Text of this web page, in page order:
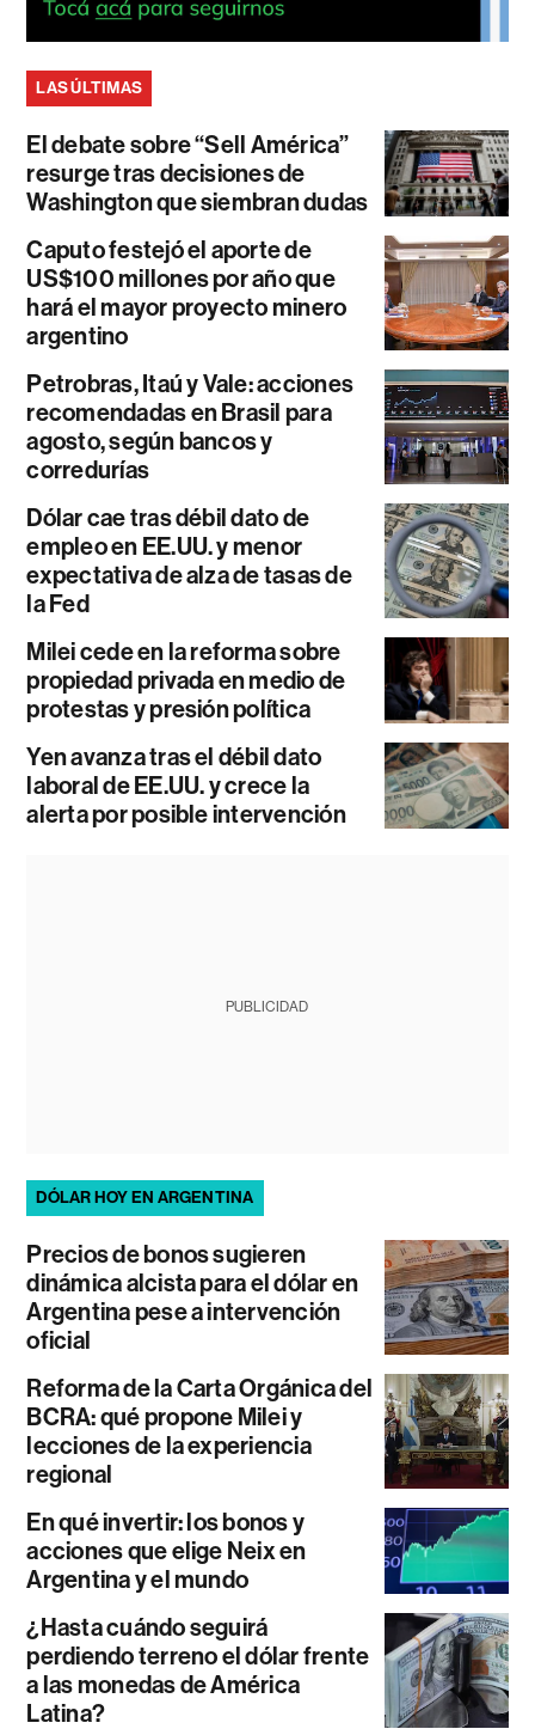
LAS ÚLTIMAS
El debate sobre “Sell América”
resurge tras decisiones de
Washington que siembran dudas
Caputo festejó el aporte de
US$100 millones por año que
hará el mayor proyecto minero
argentino
Petrobras, Itaú y Vale: acciones
recomendadas en Brasil para
agosto, según bancos y
corredurías
Dólar cae tras débil dato de
empleo en EE.UU. y menor
expectativa de alza de tasas de
la Fed
Milei cede en la reforma sobre
propiedad privada en medio de
protestas y presión política
Yen avanza tras el débil dato
laboral de EE.UU. y crece la
alerta por posible intervención
PUBLICIDAD
DÓLAR HOY EN ARGENTINA
Precios de bonos sugieren
dinámica alcista para el dólar en
Argentina pese a intervención
oficial
Reforma de la Carta Orgánica del
BCRA: qué propone Milei y
lecciones de la experiencia
regional
En qué invertir: los bonos y
acciones que elige Neix en
Argentina y el mundo
¿Hasta cuándo seguirá
perdiendo terreno el dólar frente
a las monedas de América
Latina?